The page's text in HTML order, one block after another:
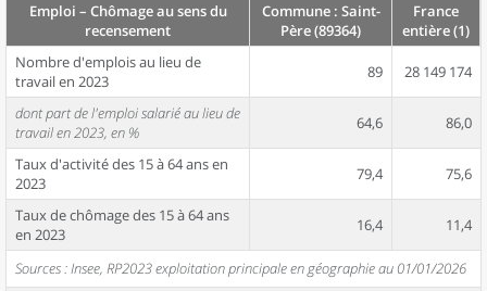
Emploi – Chômage au sens du
recensement
Commune : Saint-
Père (89364)
France
entière (1)
Nombre d'emplois au lieu de
travail en 2023
89 28 149 174
dont part de l'emploi salarié au lieu de
travail en 2023, en %
64,6 86,0
Taux d'activité des 15 à 64 ans en
2023
79,4 75,6
Taux de chômage des 15 à 64 ans
en 2023
16,4 11,4
Sources : Insee, RP2023 exploitation principale en géographie au 01/01/2026